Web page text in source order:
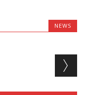
NEWS